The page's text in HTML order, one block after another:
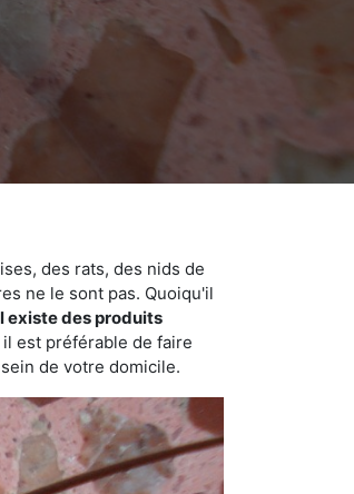
des rats, des nids de
ne le sont pas. Quoiqu'il
existe des produits
est préférable de faire
de votre domicile.